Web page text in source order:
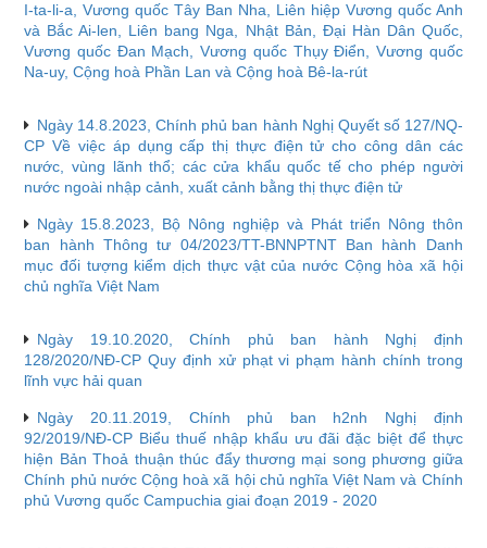
I-ta-li-a, Vương quốc Tây Ban Nha, Liên hiệp Vương quốc Anh
và Bắc Ai-len, Liên bang Nga, Nhật Bản, Đại Hàn Dân Quốc,
Vương quốc Đan Mạch, Vương quốc Thụy Điển, Vương quốc
Na-uy, Cộng hoà Phần Lan và Cộng hoà Bê-la-rút
Ngày 14.8.2023, Chính phủ ban hành Nghị Quyết số 127/NQ-
CP Về việc áp dụng cấp thị thực điện tử cho công dân các
nước, vùng lãnh thổ; các cửa khẩu quốc tế cho phép người
nước ngoài nhập cảnh, xuất cảnh bằng thị thực điện tử
Ngày 15.8.2023, Bộ Nông nghiệp và Phát triển Nông thôn
ban hành Thông tư 04/2023/TT-BNNPTNT Ban hành Danh
mục đối tượng kiểm dịch thực vật của nước Cộng hòa xã hội
chủ nghĩa Việt Nam
Ngày 19.10.2020, Chính phủ ban hành Nghị định
128/2020/NĐ-CP Quy định xử phạt vi phạm hành chính trong
lĩnh vực hải quan
Ngày 20.11.2019, Chính phủ ban h2nh Nghị định
92/2019/NĐ-CP Biểu thuế nhập khẩu ưu đãi đặc biệt để thực
hiện Bản Thoả thuận thúc đẩy thương mại song phương giữa
Chính phủ nước Cộng hoà xã hội chủ nghĩa Việt Nam và Chính
phủ Vương quốc Campuchia giai đoạn 2019 - 2020